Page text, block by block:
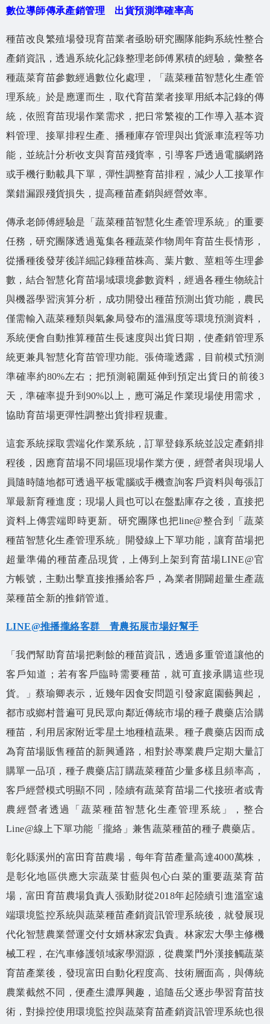
數位導師傳承產銷管理 出貨預測準確率高
種苗改良繁殖場發現育苗業者亟盼研究團隊能夠系統性整合
產銷資訊，透過系統化記錄整理老師傅累積的經驗，彙整各
種蔬菜育苗參數經過數位化處理，「蔬菜種苗智慧化生產管
理系統」於是應運而生，取代育苗業者接單用紙本記錄的傳
統，依照育苗現場作業需求，把日常繁複的工作導入基本資
料管理、接單排程生產、播種庫存管理與出貨派車流程等功
能，並統計分析收支與育苗殘貨率，引導客戶透過電腦網路
或手機行動載具下單，彈性調整育苗排程，減少人工接單作
業錯漏跟殘貨損失，提高種苗產銷與經營效率。
傳承老師傅經驗是「蔬菜種苗智慧化生產管理系統」的重要
任務，研究團隊透過蒐集各種蔬菜作物周年育苗生長情形，
從播種後發芽後詳細記錄種苗株高、葉片數、莖粗等生理參
數，結合智慧化育苗場域環境參數資料，經過各種生物統計
與機器學習演算分析，成功開發出種苗預測出貨功能，農民
僅需輸入蔬菜種類與氣象局發布的溫濕度等環境預測資料，
系統便會自動推算種苗生長速度與出貨日期，使產銷管理系
統更兼具智慧化育苗管理功能。張倚瓏透露，目前模式預測
準確率約80%左右；把預測範圍延伸到預定出貨日的前後3
天，準確率提升到90%以上，應可滿足作業現場使用需求，
協助育苗場更彈性調整出貨排程規畫。
這套系統採取雲端化作業系統，訂單登錄系統並設定產銷排
程後，因應育苗場不同場區現場作業方便，經營者與現場人
員隨時隨地都可透過平板電腦或手機查詢客戶資料與每張訂
單最新育種進度；現場人員也可以在盤點庫存之後，直接把
資料上傳雲端即時更新。研究團隊也把line@整合到「蔬菜
種苗智慧化生產管理系統」開發線上下單功能，讓育苗場把
超量準備的種苗產品現貨，上傳到上架到育苗場LINE@官
方帳號，主動出擊直接推播給客戶，為業者開闢超量生產蔬
菜種苗全新的推銷管道。
LINE@推播攏絡客群 青農拓展市場好幫手
「我們幫助育苗場把剩餘的種苗資訊，透過多重管道讓他的
客戶知道；若有客戶臨時需要種苗，就可直接承購這些現
貨。」蔡瑜卿表示，近幾年因食安問題引發家庭園藝興起，
都市或鄉村普遍可見民眾向鄰近傳統市場的種子農藥店洽購
種苗，利用居家附近零星土地種植蔬果。種子農藥店因而成
為育苗場販售種苗的新興通路，相對於專業農戶定期大量訂
購單一品項，種子農藥店訂購蔬菜種苗少量多樣且頻率高，
客戶經營模式明顯不同，陸續有蔬菜育苗場二代接班者或青
農經營者透過「蔬菜種苗智慧化生產管理系統」，整合
Line@線上下單功能「攏絡」兼售蔬菜種苗的種子農藥店。
彰化縣溪州的富田育苗農場，每年育苗產量高達4000萬株，
是彰化地區供應大宗蔬菜甘藍與包心白菜的重要蔬菜育苗
場，富田育苗農場負責人張勤財從2018年起陸續引進溫室遠
端環境監控系統與蔬菜種苗產銷資訊管理系統後，就發展現
代化智慧農業營運交付女婿林家宏負責。林家宏大學主修機
械工程，在汽車修護領域家學淵源，從農業門外漢接觸蔬菜
育苗產業後，發現富田自動化程度高、技術層面高，與傳統
農業截然不同，便產生濃厚興趣，追隨岳父逐步學習育苗技
術，對操控使用環境監控與蔬菜育苗產銷資訊管理系統也很